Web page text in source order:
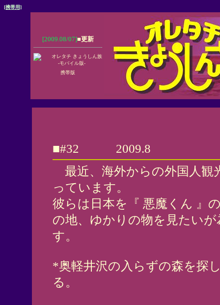
[携帯用]
[2009.08/07]■更新
携帯版
■#32 2009.8
最近、海外からの外国人観
っています。
彼らは日本を『 悪魔くん 』
の地、ゆかりの物を見たい
す。
*奥軽井沢の入らずの森を探
る。